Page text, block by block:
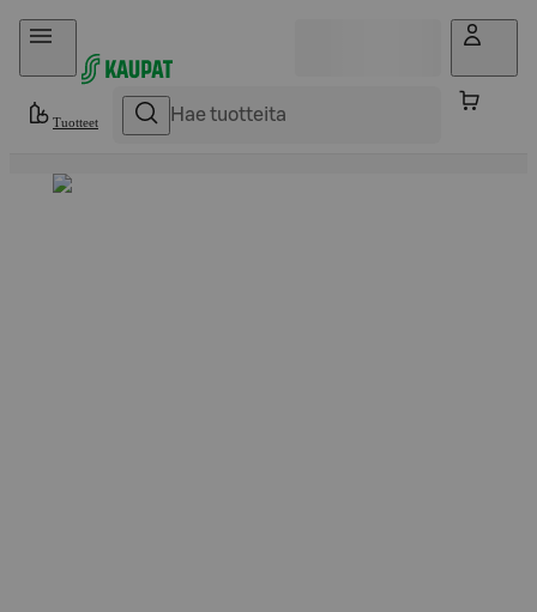
Hyppää sisältöön
Tuotteet